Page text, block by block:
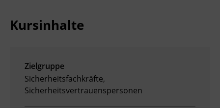
Deutsch und Integration
Digitales Lernen
BFI Reutte
Kursinhalte
Zielgruppe
Sicherheitsfachkräfte,
Sicherheitsvertrauenspersonen